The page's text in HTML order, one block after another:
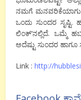
ನಮಗೆ
ಒಂದು ಸುಂದರ ಸೃಷ್ಟಿ.
ಲಿಂಕ್‘ನಲ್ಲಿದೆ. ಒಮ್ಮೆ
ಅದೆಷ್ಟು ಸುಂದರ ಹಾಗೂ
Link :http://